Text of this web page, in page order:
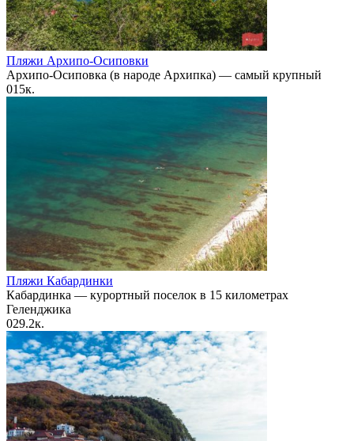
Пляжи Архипо-Осиповки
Архипо-Осиповка (в народе Архипка) — самый крупный
015к.
Пляжи Кабардинки
Кабардинка — курортный поселок в 15 километрах
Геленджика
029.2к.